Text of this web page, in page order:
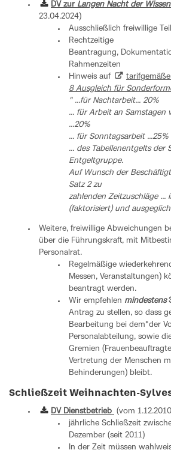
DV zur Langen Nacht der
23.04.2024)
Ausschließlich freiwillige
Rechtzeitige
Beantragung,
Rahmenzeiten
Hinweis auf
8 Ausgleich für
" ...für Nachtarbeit... 20%
... für Arbeit an Samstagen
...20%
... für Sonntagsarbeit ...25%
... des Tabellenentgelts der
Entgeltgruppe.
Auf Wunsch der
Satz 2 zu
zahlenden Zeitzuschläge ...
(faktorisiert) und
Weitere, freiwillige Abweichungen
über die Führungskraft, mit
Personalrat.
Regelmäßige
Messen, Veranstaltungen)
beantragt werden.
Wir empfehlen mindestens
Antrag zu stellen, so dass
Bearbeitung bei dem*der
Personalabteilung, sowie
Gremien
Vertretung der Menschen
Behinderungen) bleibt.
Schließzeit Weihnachten-
DV Dienstbetrieb
(vom
jährliche Schließzeit
Dezember (seit 2011)
In der Zeit müssen